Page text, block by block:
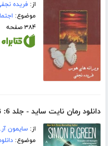
از:فریده
موضوع:
۳۸۴ صفحه
دانلود رمان نایت ساید - جلد 6: تیزتر از دندان مار
از:سایمون
موضوع: